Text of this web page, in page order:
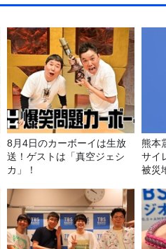
8月4日のカーボーイは生放
送！ゲストは「真空ジェシ
カ」！
熊本
サイ
被災